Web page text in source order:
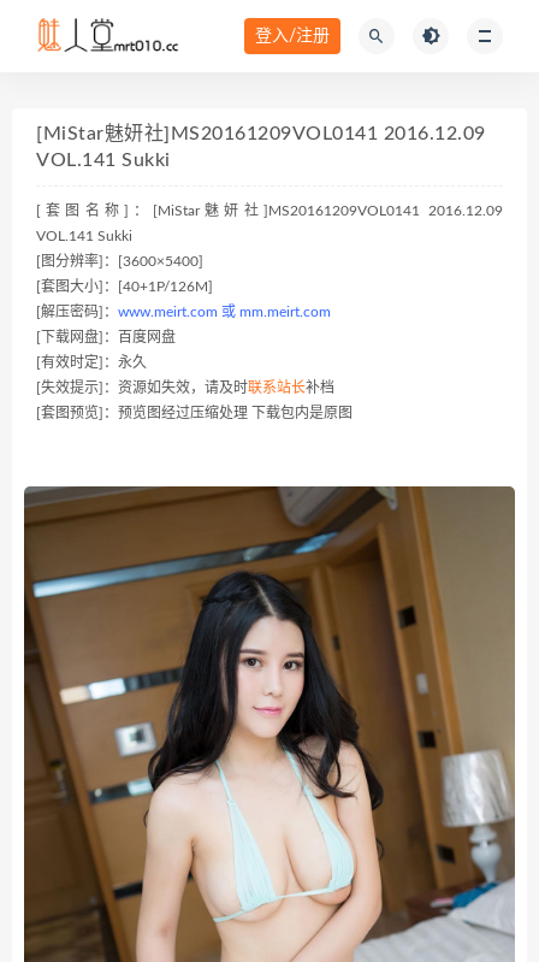
登入/注册
[MiStar魅妍社]MS20161209VOL0141 2016.12.09
VOL.141 Sukki
[套图名称]：[MiStar魅妍社]MS20161209VOL0141 2016.12.09
VOL.141 Sukki
[图分辨率]：[3600×5400]
[套图大小]：[40+1P/126M]
[解压密码]： www.meirt.com 或 mm.meirt.com
[下载网盘]：百度网盘
[有效时定]：永久
[失效提示]：资源如失效，请及时联系站长补档
[套图预览]：预览图经过压缩处理 下载包内是原图